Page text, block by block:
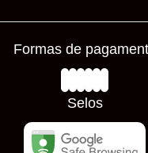
Formas de
Selos